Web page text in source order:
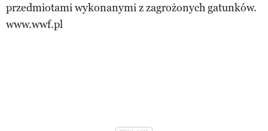
przedmiotami wykonanymi z zagrożonych gatunków.
www.wwf.pl